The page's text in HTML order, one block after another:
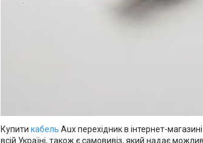
Купити кабель Aux перехідник в інтернет-
всій Україні, також є самовивіз, який надає